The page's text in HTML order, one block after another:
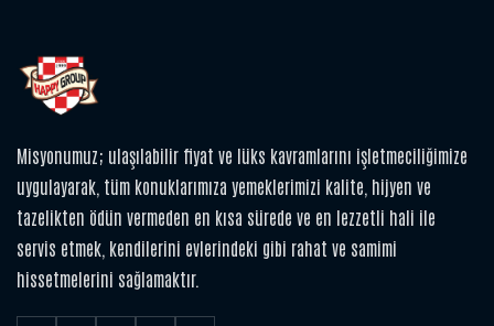
Misyonumuz; ulaşılabilir fiyat ve lüks kavramlarını işletmeciliğimize
uygulayarak, tüm konuklarımıza yemeklerimizi kalite, hijyen ve
tazelikten ödün vermeden en kısa sürede ve en lezzetli hali ile
servis etmek, kendilerini evlerindeki gibi rahat ve samimi
hissetmelerini sağlamaktır.